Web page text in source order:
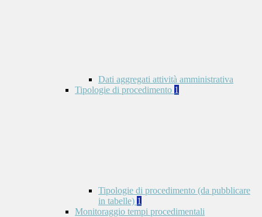
Dati aggregati attività amministrativa
Tipologie di procedimento 1
Tipologie di procedimento (da pubblicare
in tabelle) 1
Monitoraggio tempi procedimentali